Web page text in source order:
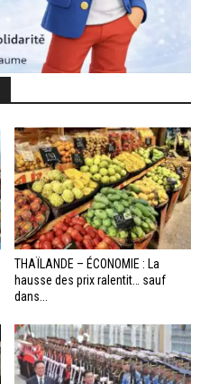
THAÏLANDE – ÉCONOMIE : La
hausse des prix ralentit… sauf
dans...